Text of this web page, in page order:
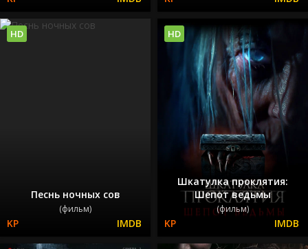
Песнь ночных сов
(фильм)
HD
Шкатулка проклятия:
Шепот ведьмы
(фильм)
HD